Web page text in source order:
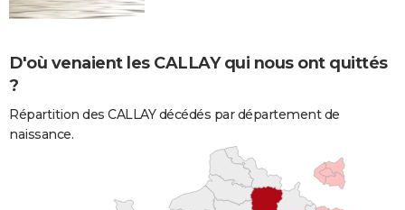
D'où venaient les CALLAY qui nous ont quittés
?
Répartition des CALLAY décédés par département de
naissance.